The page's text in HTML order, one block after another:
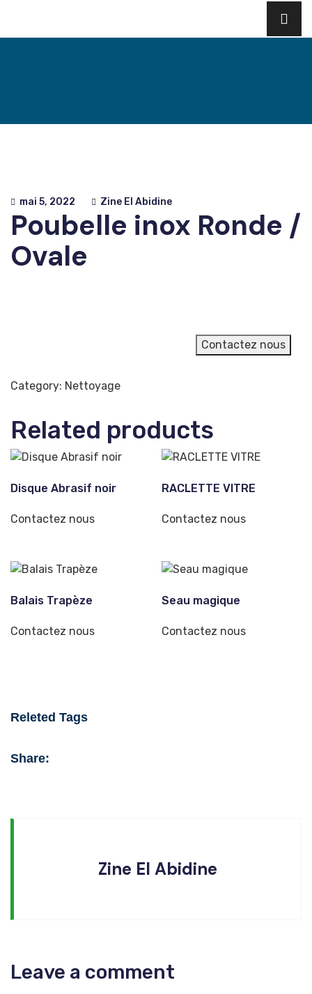
mai 5, 2022 Zine El Abidine
Poubelle inox Ronde /
Ovale
Contactez nous
Category: Nettoyage
Related products
Disque Abrasif noir
Contactez nous
RACLETTE VITRE
Contactez nous
Balais Trapèze
Contactez nous
Seau magique
Contactez nous
Releted Tags
Share:
Zine El Abidine
Leave a comment